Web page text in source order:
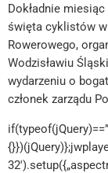
Dokładnie
święta cyklistów
Rowerowego,
Wodzisławiu
wydarzeniu o
członek zarządu